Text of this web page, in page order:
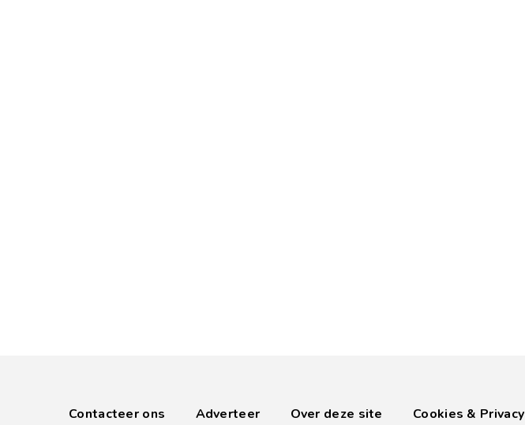
Contacteer ons Adverteer Over deze site Cookies & Privacy